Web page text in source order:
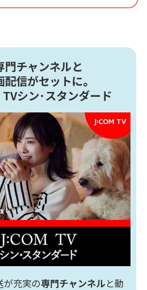
門チャンネルと
配信がセットに。
シン･スタンダード
が充実の専門チャンネルと動